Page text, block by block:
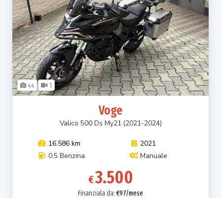
Voge
Valico 500 Ds My21 (2021-2024)
16.586 km
2021
0.5 Benzina
Manuale
€3.500
Finanziala da: €97/mese
44 1